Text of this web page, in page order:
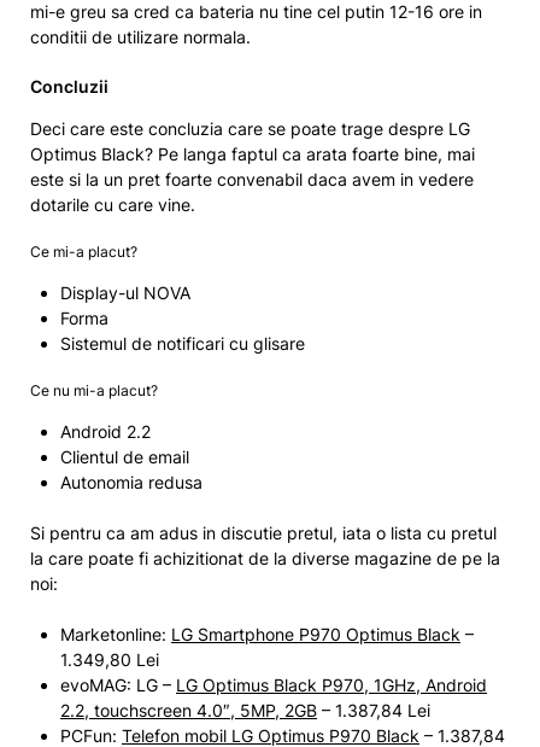
mi-e greu sa cred ca bateria nu tine cel putin 12-16 ore in
conditii de utilizare normala.
Concluzii
Deci care este concluzia care se poate trage despre LG
Optimus Black? Pe langa faptul ca arata foarte bine, mai
este si la un pret foarte convenabil daca avem in vedere
dotarile cu care vine.
Ce mi-a placut?
Display-ul NOVA
Forma
Sistemul de notificari cu glisare
Ce nu mi-a placut?
Android 2.2
Clientul de email
Autonomia redusa
Si pentru ca am adus in discutie pretul, iata o lista cu pretul
la care poate fi achizitionat de la diverse magazine de pe la
noi:
Marketonline: LG Smartphone P970 Optimus Black –
1.349,80 Lei
evoMAG: LG – LG Optimus Black P970, 1GHz, Android
2.2, touchscreen 4.0″, 5MP, 2GB – 1.387,84 Lei
PCFun: Telefon mobil LG Optimus P970 Black – 1.387,84